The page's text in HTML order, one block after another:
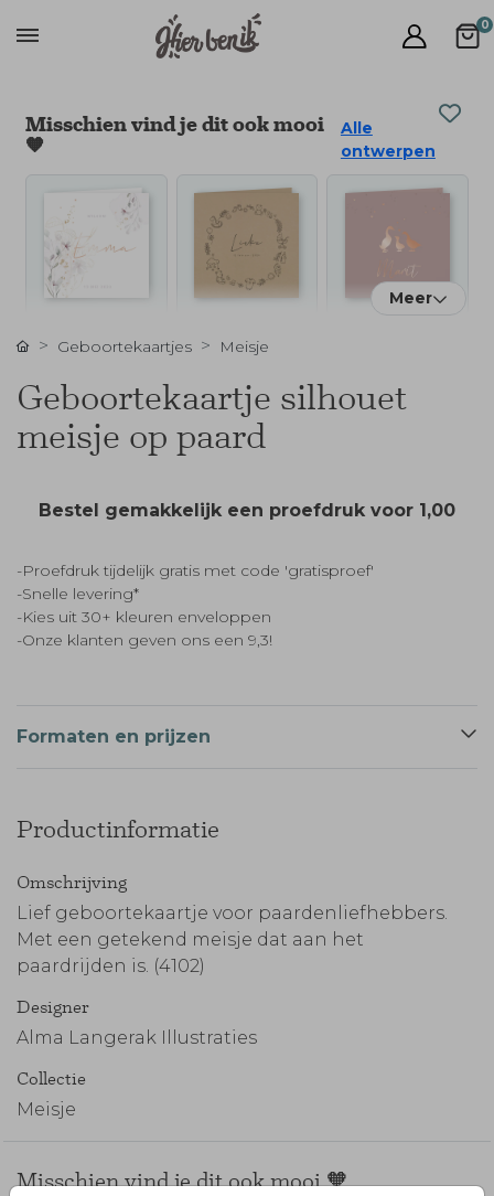
0
Misschien vind je dit ook mooi
🧡
Alle
ontwerpen
Meer
Geboortekaartjes Meisje
Geboortekaartje silhouet
meisje op paard
Bestel gemakkelijk een proefdruk voor 1,00
-Proefdruk tijdelijk gratis met code 'gratisproef'
-Snelle levering*
-Kies uit 30+ kleuren enveloppen
-Onze klanten geven ons een 9,3!
Formaten en prijzen
Productinformatie
Omschrijving
Lief geboortekaartje voor paardenliefhebbers.
Met een getekend meisje dat aan het
paardrijden is. (4102)
Designer
Alma Langerak Illustraties
Collectie
Meisje
Misschien vind je dit ook mooi 🧡